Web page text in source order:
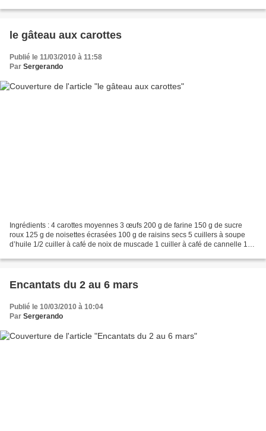
le gâteau aux carottes
Publié le 11/03/2010 à 11:58
Par Sergerando
Ingrédients : 4 carottes moyennes 3 œufs 200 g de farine 150 g de sucre
roux 125 g de noisettes écrasées 100 g de raisins secs 5 cuillers à soupe
d’huile 1/2 cuiller à café de noix de muscade 1 cuiller à café de cannelle 1
Encantats du 2 au 6 mars
Publié le 10/03/2010 à 10:04
Par Sergerando